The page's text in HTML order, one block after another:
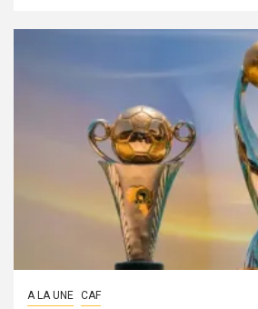
A LA UNE CAF